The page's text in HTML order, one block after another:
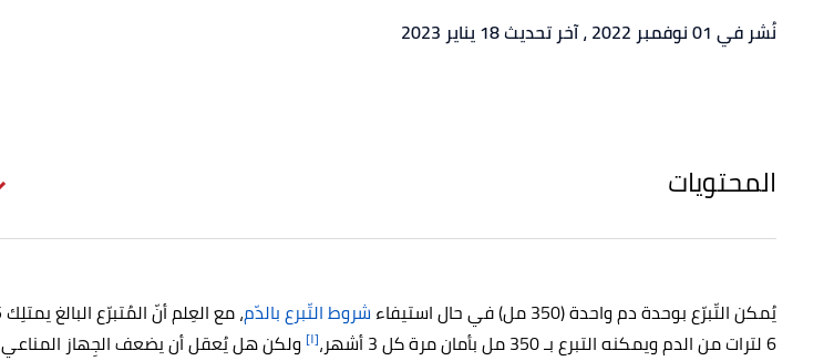
نُشر في 01 نوفمبر 2022
، آخر تحديث 18 يناير 2023
المحتويات
يُمكن التّبرّع بوحدة دم واحدة (350 مل) في حال استيفاء شروط التّبرع بالدّم
6 لترات من الدم ويمكنه التبرع بـ 350 مل بأمان مرة كل 3 أشهر،
[١] ولكن هل يُعقل أن يضعف الجِهاز المناعي